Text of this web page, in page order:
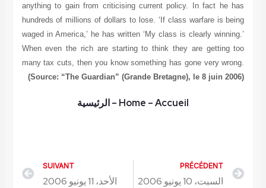
anything to gain from criticising current policy. In fact he has
hundreds of millions of dollars to lose. ‘If class warfare is being
waged in America,’ he has written ‘My class is clearly winning.’
When even the rich are starting to think they are getting too
many tax cuts, then you know something has gone very wrong.
(Source: “The Guardian” (Grande Bretagne), le 8 juin 2006)
Home – Accueil
–الرئيسية
Prev
PRÉCÉDENT
السبت، 10 يونيو 2006
SUIVANT
الأحد، 11 يونيو 2006